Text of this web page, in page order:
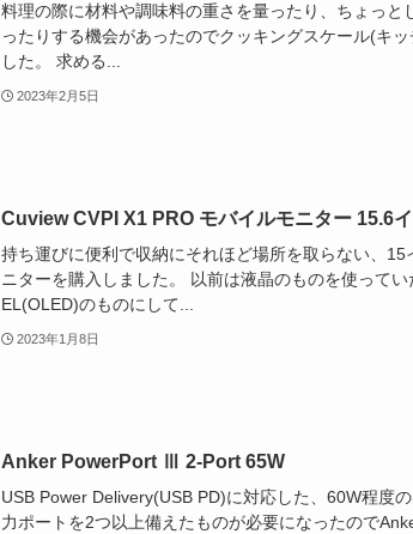
料理の際に材料や調味料の重さを量ったり、ちょっと
ったりする機会があったのでクッキングスケール(キ
した。 求める...
2023年2月5日
Cuview CVPI X1 PRO モバイルモニター 15.6
持ち運びに便利で収納にそれほど場所を取らない、15
ニターを購入しました。 以前は液晶のものを使って
EL(OLED)のものにして...
2023年1月8日
Anker PowerPort Ⅲ 2-Port 65W
USB Power Delivery(USB PD)に対応した、60W程度
力ポートを2つ以上備えたものが必要になったので